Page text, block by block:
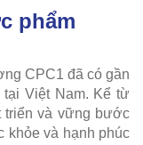
phẩm
CPC1 đã có gần
tại Việt Nam. Kể từ
triển và vững bước
khỏe và hạnh phúc